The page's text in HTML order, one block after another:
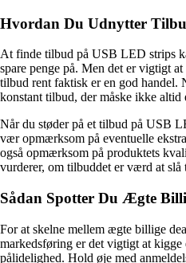
Hvordan Du Udnytter
At finde tilbud på USB LED strips
spare penge på. Men det er vigtigt
tilbud rent faktisk er en god handel.
konstant tilbud, der måske ikke altid
Når du støder på et tilbud på USB
vær opmærksom på eventuelle
også opmærksom på produktets
vurderer, om tilbuddet er værd at slå
Sådan Spotter Du Ægte
For at skelne mellem ægte billige
markedsføring er det vigtigt at
pålidelighed. Hold øje med